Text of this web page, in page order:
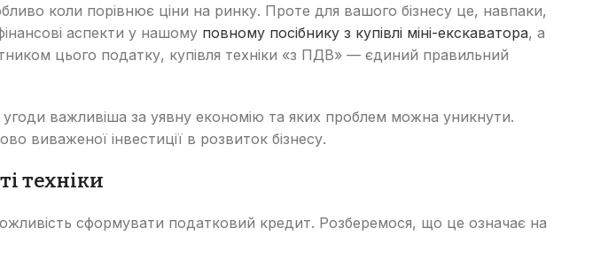
коли порівнює ціни на ринку. Проте для вашого бізнесу це, навпаки,
аспекти у нашому повному посібнику з купівлі міні-екскаватора, а
цього податку, купівля техніки «з ПДВ» — єдиний правильний
важливіша за уявну економію та яких проблем можна уникнути.
виваженої інвестиції в розвиток бізнесу.
техніки
сформувати податковий кредит. Розберемося, що це означає на